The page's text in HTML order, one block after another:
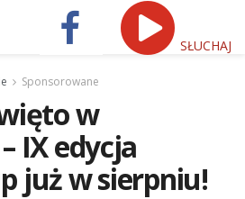
SŁUCHAJ
Sponsorowane
w
IX edycja
już w sierpniu!